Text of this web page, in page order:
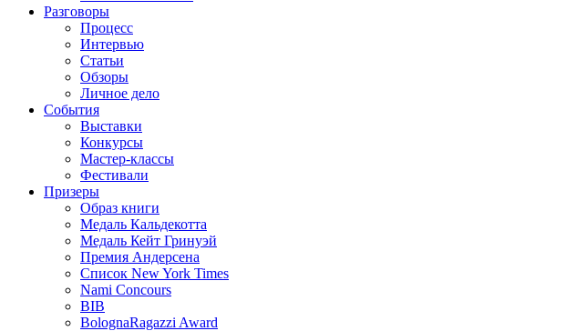
Разговоры
Процесс
Интервью
Статьи
Обзоры
Личное дело
События
Выставки
Конкурсы
Мастер-классы
Фестивали
Призеры
Образ книги
Медаль Кальдекотта
Медаль Кейт Гринуэй
Премия Андерсена
Список New York Times
Nami Concours
BIB
BolognaRagazzi Award